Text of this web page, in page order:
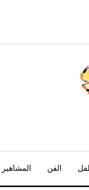
الفن المشاهير